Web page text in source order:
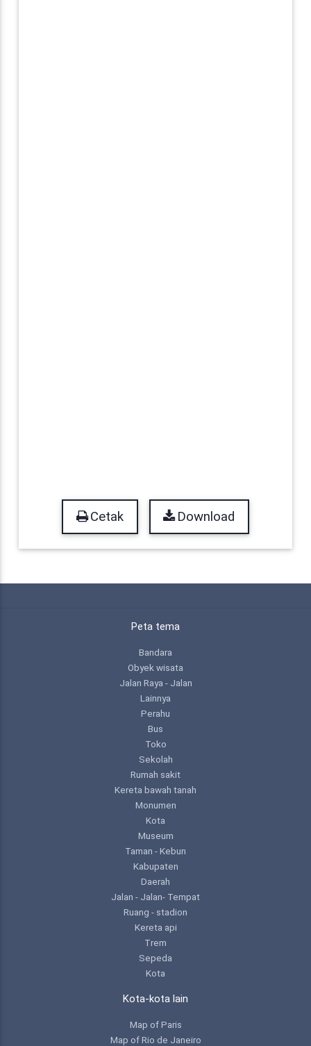
Cetak Download
Peta tema
Bandara
Obyek wisata
Jalan Raya - Jalan
Lainnya
Perahu
Bus
Toko
Sekolah
Rumah sakit
Kereta bawah tanah
Monumen
Kota
Museum
Taman - Kebun
Kabupaten
Daerah
Jalan - Jalan- Tempat
Ruang - stadion
Kereta api
Trem
Sepeda
Kota
Kota-kota lain
Map of Paris
Map of Rio de Janeiro